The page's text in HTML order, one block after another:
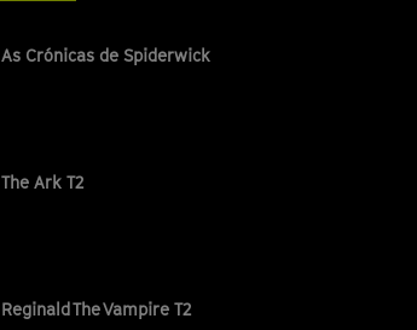
As Crónicas de Spiderwick
The Ark T2
Reginald The Vampire T2